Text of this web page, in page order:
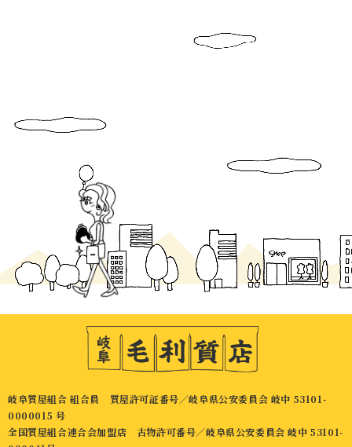
岐阜質屋組合 組合員 質屋許可証番号／岐阜県公安委員会 岐中 53101-
0000015 号
全国質屋組合連合会加盟店 古物許可番号／岐阜県公安委員会 岐中 53101-